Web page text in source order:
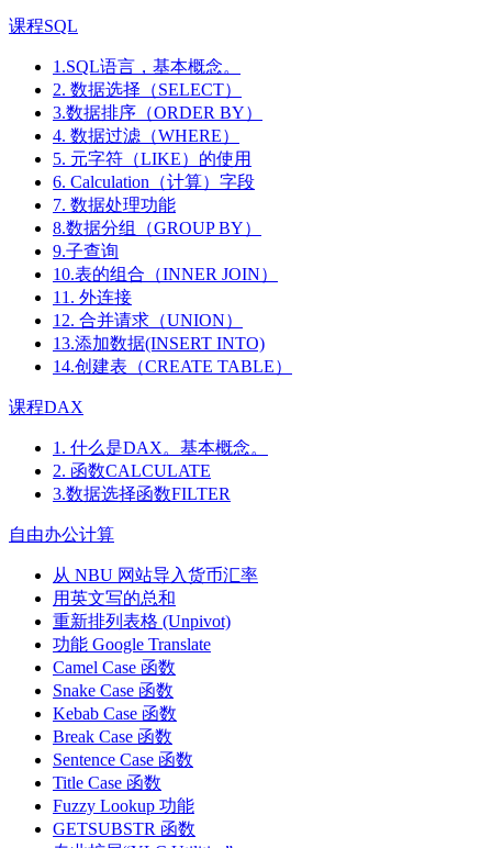
课程SQL
1.SQL语言，基本概念。
2. 数据选择（SELECT）
3.数据排序（ORDER BY）
4. 数据过滤（WHERE）
5. 元字符（LIKE）的使用
6. Calculation（计算）字段
7. 数据处理功能
8.数据分组（GROUP BY）
9.子查询
10.表的组合（INNER JOIN）
11. 外连接
12. 合并请求（UNION）
13.添加数据(INSERT INTO)
14.创建表（CREATE TABLE）
课程DAX
1. 什么是DAX。基本概念。
2. 函数CALCULATE
3.数据选择函数FILTER
自由办公计算
从 NBU 网站导入货币汇率
用英文写的总和
重新排列表格 (Unpivot)
功能 Google Translate
Camel Case 函数
Snake Case 函数
Kebab Case 函数
Break Case 函数
Sentence Case 函数
Title Case 函数
Fuzzy Lookup 功能
GETSUBSTR 函数